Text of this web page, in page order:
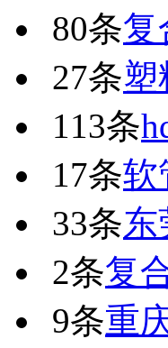
80条复
27条塑
113条
17条软
33条东
2条复
9条重